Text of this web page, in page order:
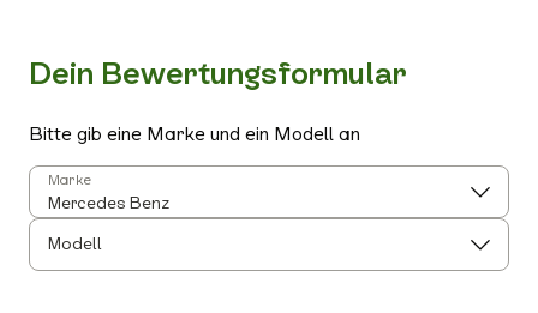
Dein Bewertungsformular
Bitte gib eine Marke und ein Modell an
Marke
Modell